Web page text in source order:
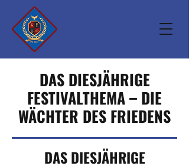
DAS DIESJÄHRIGE
FESTIVALTHEMA – DIE
WÄCHTER DES FRIEDENS
DAS DIESJÄHRIGE